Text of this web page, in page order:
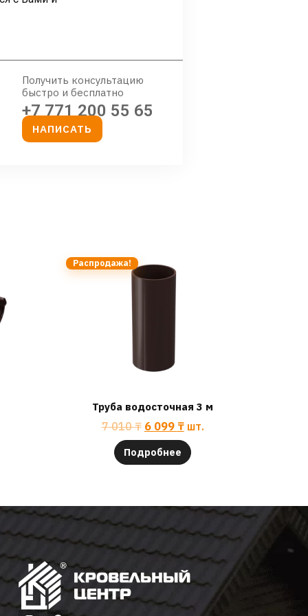
Получить консультацию
быстро и бесплатно
+7 771 200 55 65
НАПИСАТЬ
Распродажа!
Труба водосточная 3 м
7 010₸ 6 099 ₸ шт.
Подробнее